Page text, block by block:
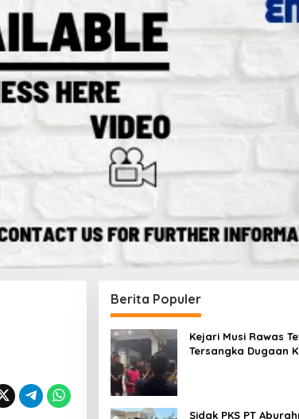
Berita Populer
Kejari Musi Rawas
Tersangka Dugaan
Sidak PKS PT